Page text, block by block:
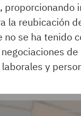
, proporcionando
la reubicación
no se ha tenido
y